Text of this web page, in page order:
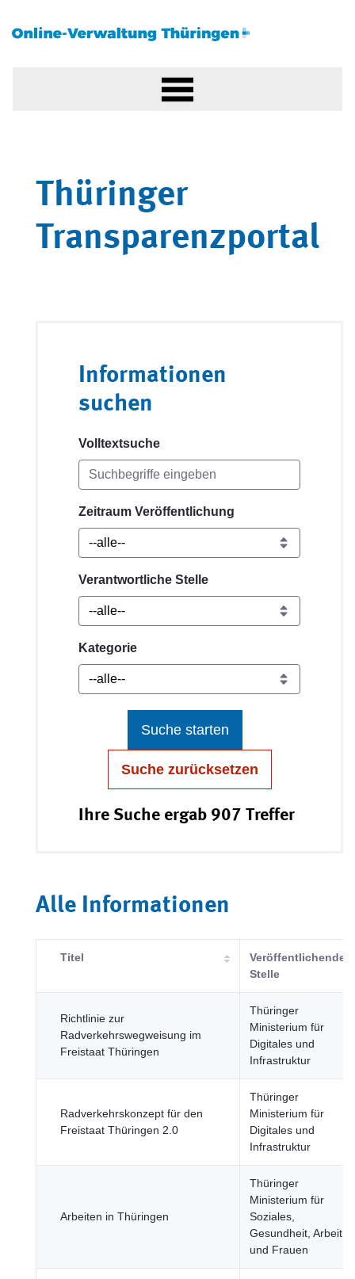
Thüringer
Transparenzportal
Informationen
suchen
Volltextsuche
Zeitraum Veröffentlichung
Verantwortliche Stelle
Kategorie
Suche starten
Suche zurücksetzen
Ihre Suche ergab 907 Treffer
Alle Informationen
Titel
Veröffentlichende
Stelle
Richtlinie zur
Radverkehrswegweisung im
Freistaat Thüringen
Thüringer
Ministerium für
Digitales und
Infrastruktur
Radverkehrskonzept für den
Freistaat Thüringen 2.0
Thüringer
Ministerium für
Digitales und
Infrastruktur
Arbeiten in Thüringen
Thüringer
Ministerium für
Soziales,
Gesundheit, Arbeit
und Frauen